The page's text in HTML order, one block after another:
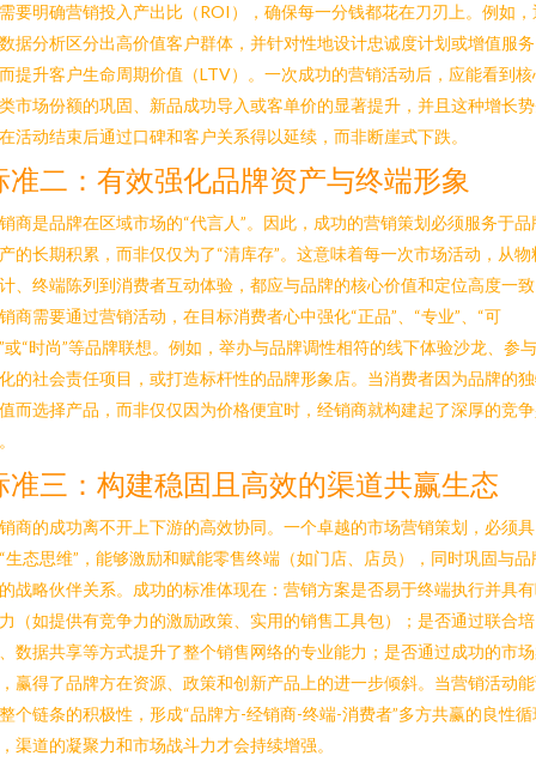
要明确营销投入产出比（ROI），确保每一分钱都花在刀刃上。例如，
据分析区分出高价值客户群体，并针对性地设计忠诚度计划或增值服
提升客户生命周期价值（LTV）。一次成功的营销活动后，应能看到核
市场份额的巩固、新品成功导入或客单价的显著提升，并且这种增长
活动结束后通过口碑和客户关系得以延续，而非断崖式下跌。
准二：有效强化品牌资产与终端形象
商是品牌在区域市场的“代言人”。因此，成功的营销策划必须服务于品
的长期积累，而非仅仅为了“清库存”。这意味着每一次市场活动，从物
、终端陈列到消费者互动体验，都应与品牌的核心价值和定位高度一
商需要通过营销活动，在目标消费者心中强化“正品”、“专业”、“可
或“时尚”等品牌联想。例如，举办与品牌调性相符的线下体验沙龙、参
的社会责任项目，或打造标杆性的品牌形象店。当消费者因为品牌的
而选择产品，而非仅仅因为价格便宜时，经销商就构建起了深厚的竞
准三：构建稳固且高效的渠道共赢生态
商的成功离不开上下游的高效协同。一个卓越的市场营销策划，必须具
生态思维”，能够激励和赋能零售终端（如门店、店员），同时巩固与品
战略伙伴关系。成功的标准体现在：营销方案是否易于终端执行并具
（如提供有竞争力的激励政策、实用的销售工具包）；是否通过联合培
数据共享等方式提升了整个销售网络的专业能力；是否通过成功的市
赢得了品牌方在资源、政策和创新产品上的进一步倾斜。当营销活动
个链条的积极性，形成“品牌方-经销商-终端-消费者”多方共赢的良性循
渠道的凝聚力和市场战斗力才会持续增强。